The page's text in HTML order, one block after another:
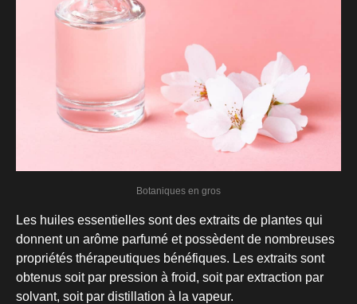
Botaniques en gros
Les huiles essentielles sont des extraits de plantes qui
donnent un arôme parfumé et possèdent de nombreuses
propriétés thérapeutiques bénéfiques. Les extraits sont
obtenus soit par pression à froid, soit par extraction par
solvant, soit par distillation à la vapeur.